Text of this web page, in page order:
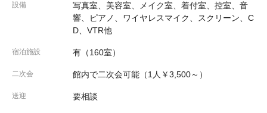
設備
写真室、美容室、メイク室、着付室、控室、音
響、ピアノ、ワイヤレスマイク、スクリーン、C
D、VTR他
宿泊施設 有（160室）
二次会 館内で二次会可能（1人￥3,500～）
送迎 要相談